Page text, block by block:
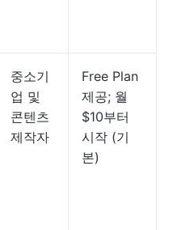
중소기
업 및
콘텐츠
제작자
Free Plan
제공; 월
$10부터
시작 (기
본)